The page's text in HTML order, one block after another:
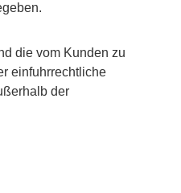
die vom Kunden zu
einfuhrrechtliche
der